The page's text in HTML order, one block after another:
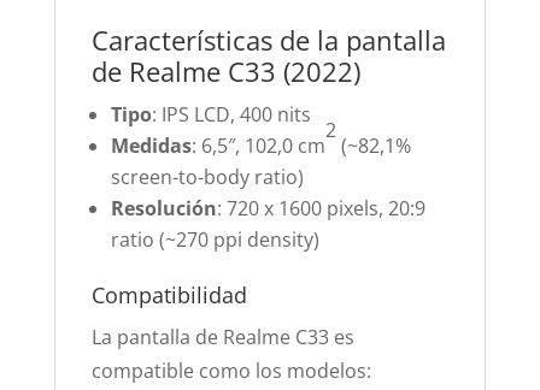
Características de la pantalla
de Realme C33 (2022)
Tipo: IPS LCD, 400 nits
Medidas: 6,5″, 102,0 cm
2
(~82,1%
screen-to-body ratio)
Resolución: 720 x 1600 pixels, 20:9
ratio (~270 ppi density)
Compatibilidad
La pantalla de Realme C33 es
compatible como los modelos: